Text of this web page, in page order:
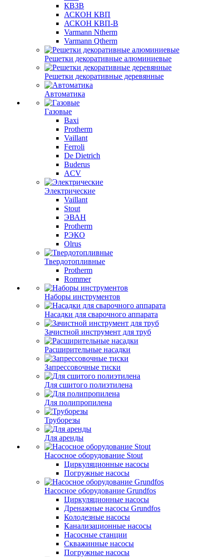
КВЗВ
АСКОН КВП
АСКОН КВП-В
Varmann Ntherm
Varmann Qtherm
Решетки декоративные алюминиевые
Решетки декоративные деревянные
Автоматика
Газовые
Baxi
Protherm
Vaillant
Ferroli
De Dietrich
Buderus
ACV
Электрические
Vaillant
Stout
ЭВАН
Protherm
РЭКО
Olrus
Твердотопливные
Protherm
Rommer
Наборы инструментов
Насадки для сварочного аппарата
Зачистной инструмент для труб
Расширительные насадки
Запрессовочные тиски
Для сшитого полиэтилена
Для полипропилена
Труборезы
Для аренды
Насосное оборудование Stout
Циркуляционные насосы
Погружные насосы
Насосное оборудование Grundfos
Циркуляционные насосы
Дренажные насосы Grundfos
Колодезные насосы
Канализационные насосы
Насосные станции
Скважинные насосы
Погружные насосы